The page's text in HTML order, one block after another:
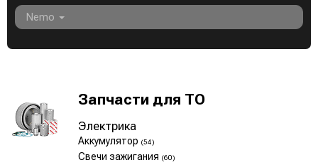
Nemo
Запчасти для ТО
Электрика
Аккумулятор (54)
Свечи зажигания (60)